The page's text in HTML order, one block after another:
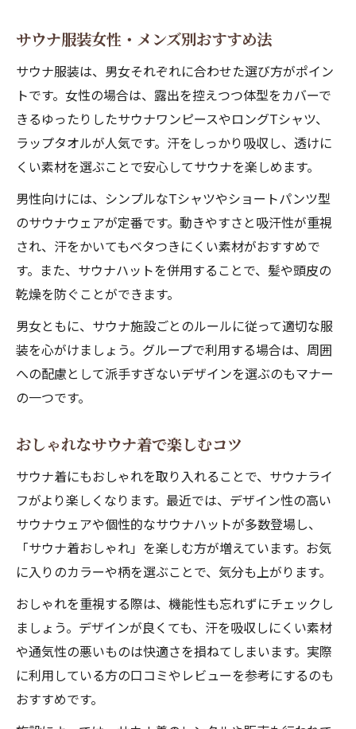
サウナ服装女性・メンズ別おすすめ法
サウナ服装は、男女それぞれに合わせた選び方がポイン
トです。女性の場合は、露出を控えつつ体型をカバーで
きるゆったりしたサウナワンピースやロングTシャツ、
ラップタオルが人気です。汗をしっかり吸収し、透けに
くい素材を選ぶことで安心してサウナを楽しめます。
男性向けには、シンプルなTシャツやショートパンツ型
のサウナウェアが定番です。動きやすさと吸汗性が重視
され、汗をかいてもベタつきにくい素材がおすすめで
す。また、サウナハットを併用することで、髪や頭皮の
乾燥を防ぐことができます。
男女ともに、サウナ施設ごとのルールに従って適切な服
装を心がけましょう。グループで利用する場合は、周囲
への配慮として派手すぎないデザインを選ぶのもマナー
の一つです。
おしゃれなサウナ着で楽しむコツ
サウナ着にもおしゃれを取り入れることで、サウナライ
フがより楽しくなります。最近では、デザイン性の高い
サウナウェアや個性的なサウナハットが多数登場し、
「サウナ着おしゃれ」を楽しむ方が増えています。お気
に入りのカラーや柄を選ぶことで、気分も上がります。
おしゃれを重視する際は、機能性も忘れずにチェックし
ましょう。デザインが良くても、汗を吸収しにくい素材
や通気性の悪いものは快適さを損ねてしまいます。実際
に利用している方の口コミやレビューを参考にするのも
おすすめです。